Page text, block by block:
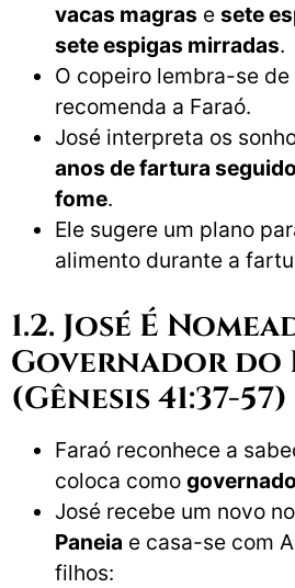
vacas magras e sete
sete espigas mirradas.
O copeiro lembra-se de
recomenda a Faraó.
José interpreta os
anos de fartura
fome.
Ele sugere um plano
alimento durante a
1.2. José É
Governador do
(Gênesis 41:37-57)
Faraó reconhece a
coloca como
José recebe um novo
Paneia e casa-se com
filhos: